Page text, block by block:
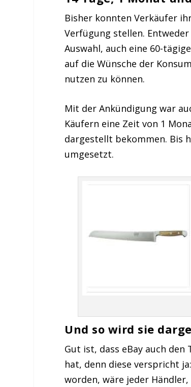
Bisher konnten Verkäufer
Verfügung stellen.
Auswahl, auch eine 60-
auf die Wünsche der
nutzen zu können.
Mit der Ankündigung war
Käufern eine Zeit von 1
dargestellt bekommen. Bis
umgesetzt.
Und so wird sie
Gut ist, dass eBay auch
hat, denn diese verspricht
worden, wäre jeder